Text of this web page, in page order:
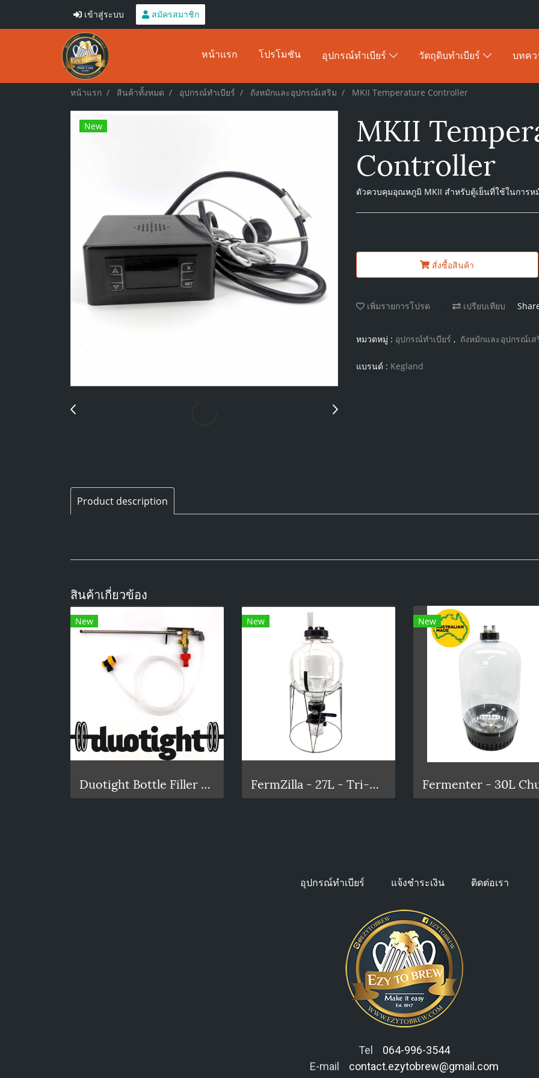
เข้าสู่ระบบ สมัครสมาชิก
หน้าแรก โปรโมชัน อุปกรณ์ทำเบียร์ วัตถุดิบทำเบียร์ บทค
หน้าแรก สินค้าทั้งหมด อุปกรณ์ทำเบียร์ ถังหมักและอุปกรณ์เสริม MKII Temperature Controller
New
MKII
Controller
ตัวควบคุมอุณหภูมิ MKII สำหรับตู้เย็นที่ใช้ในการห
สั่งซื้อสินค้า
เพิ่มรายการโปรด เปรียบเทียบ
หมวดหมู่ : อุปกรณ์ทำเบียร์ , ถังหมักและอุปกรณ์เส
แบรนด์ : Kegland
Product description
สินค้าเกี่ยวข้อง
New
Duotight Bottle Filler Beer Gun
New
FermZilla - 27L - Tri-Conical Uni Tank Fermenter Gen3
New
อุปกรณ์ทำเบียร์ แจ้งชำระเงิน ติดต่อเรา
Tel
064-996-3544
E-mail
contact.ezytobrew@gmail.com